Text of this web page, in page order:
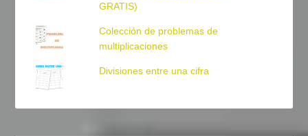
GRATIS)
Colección de problemas de
multiplicaciones
Divisiones entre una cifra